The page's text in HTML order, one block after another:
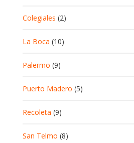
Colegiales (2)
La Boca (10)
Palermo (9)
Puerto Madero (5)
Recoleta (9)
San Telmo (8)